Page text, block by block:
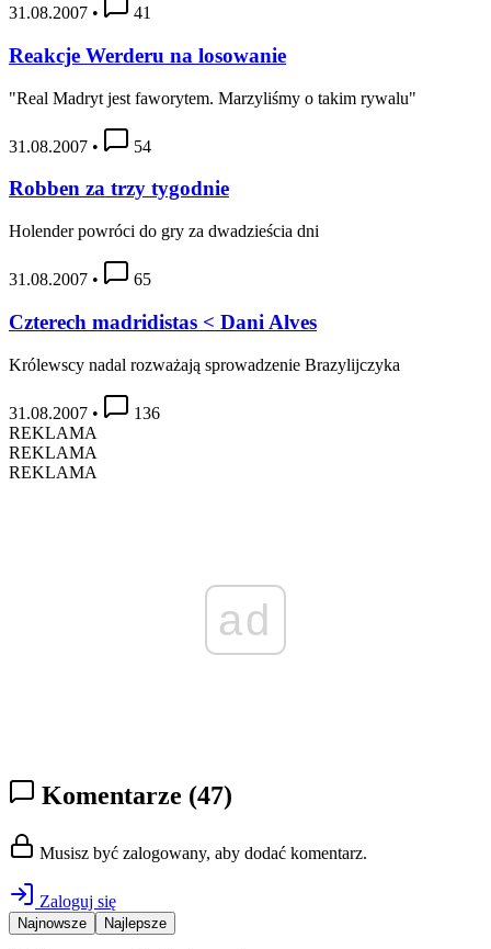
31.08.2007 • 41
Reakcje Werderu na losowanie
"Real Madryt jest faworytem. Marzyliśmy o takim rywalu"
31.08.2007 • 54
Robben za trzy tygodnie
Holender powróci do gry za dwadzieścia dni
31.08.2007 • 65
Czterech madridistas < Dani Alves
Królewscy nadal rozważają sprowadzenie Brazylijczyka
31.08.2007 •
136
REKLAMA
REKLAMA
REKLAMA
ad
Komentarze (47)
Musisz być zalogowany, aby dodać komentarz.
Zaloguj się
Najnowsze Najlepsze